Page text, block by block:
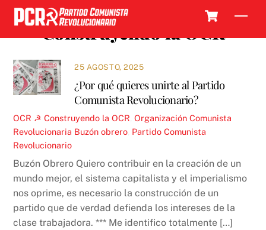
Skip
content
Construyendo la OCR
25 AGOSTO, 2025
¿Por qué quieres unirte al Partido
Comunista Revolucionario?
OCR ☭ Construyendo la OCR ,Organización Comunista
Revolucionaria Buzón obrero Partido Comunista
Revolucionario
Buzón Obrero Quiero contribuir en la creación de un
mundo mejor, el sistema capitalista y el imperialismo
nos oprime, es necesario la construcción de un
partido que de verdad defienda los intereses de la
clase trabajadora. *** Me identifico totalmente […]